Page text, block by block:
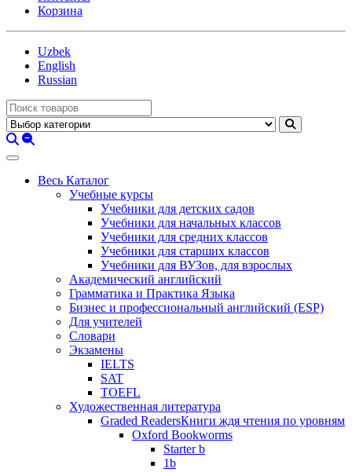
Корзина
Uzbek
English
Russian
Весь Каталог
Учебные курсы
Учебники для детских садов
Учебники для начальных классов
Учебники для средних классов
Учебники для старших классов
Учебники для ВУЗов, для взрослых
Академический английский
Грамматика и Практика Языка
Бизнес и профессиональный английский (ESP)
Для учителей
Словари
Экзамены
IELTS
SAT
TOEFL
Художественная литература
Graded ReadersКниги ждя чтения по уровням
Oxford Bookworms
Starter b
1b